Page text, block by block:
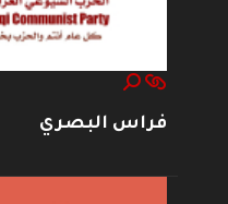
فراس البصري